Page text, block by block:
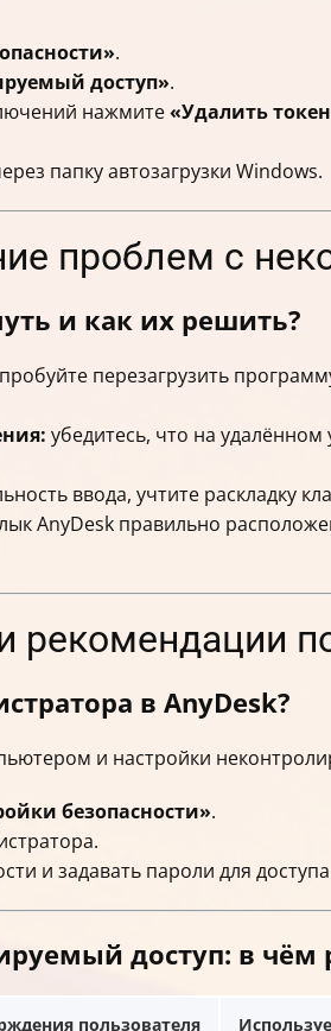
.
доступ».
нажмите«Удалить
папку автозагрузки Windows.
проблем с
и как их решить?
перезагрузить
убедитесь, что на
ввода, учтите раскладку
AnyDesk правильно
рекомендации
в AnyDesk?
и настройки
безопасности».
и задавать пароли для
доступ: в чём
пользователя